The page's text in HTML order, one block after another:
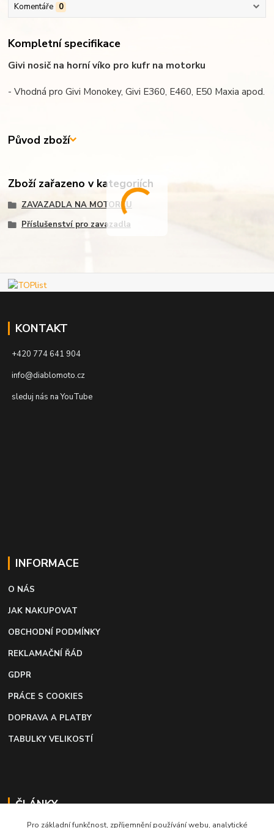
Komentáře 0
Kompletní specifikace
Givi nosič na horní víko pro kufr na motorku
- Vhodná pro Givi Monokey, Givi E360, E460, E50 Maxia apod.
Původ zboží
Zboží zařazeno v kategoriích
ZAVAZADLA NA MOTORKU
Příslušenství pro zavazadla
KONTAKT
+420 774 641 904
info@diablomoto.cz
sleduj nás na YouTube
INFORMACE
O NÁS
JAK NAKUPOVAT
OBCHODNÍ PODMÍNKY
REKLAMAČNÍ ŘÁD
GDPR
PRÁCE S COOKIES
DOPRAVA A PLATBY
TABULKY VELIKOSTÍ
ČLÁNKY
Pro základní funkčnost, zpříjemnění používání webu, analytické